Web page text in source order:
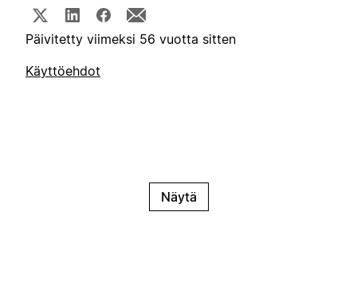
Päivitetty viimeksi 56 vuotta sitten
Käyttöehdot
Näytä